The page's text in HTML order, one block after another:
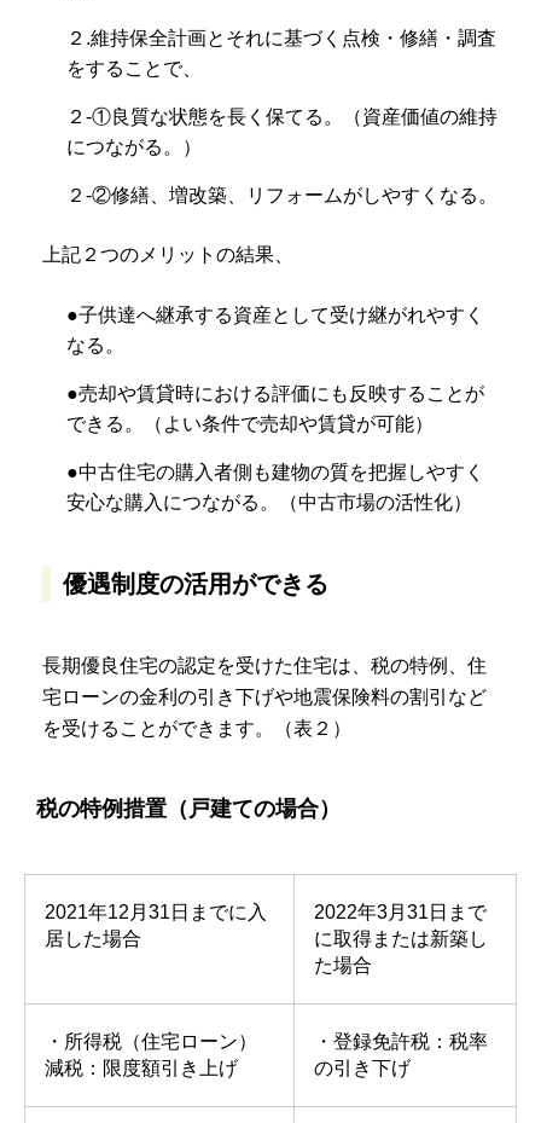
２.維持保全計画とそれに基づく点検・修繕・調査
をすることで、
２-①良質な状態を長く保てる。（資産価値の維持
につながる。）
２-②修繕、増改築、リフォームがしやすくなる。
上記２つのメリットの結果、
●子供達へ継承する資産として受け継がれやすく
なる。
●売却や賃貸時における評価にも反映することが
できる。（よい条件で売却や賃貸が可能）
●中古住宅の購入者側も建物の質を把握しやすく
安心な購入につながる。（中古市場の活性化）
優遇制度の活用ができる
長期優良住宅の認定を受けた住宅は、税の特例、住
宅ローンの金利の引き下げや地震保険料の割引など
を受けることができます。（表２）
税の特例措置（戸建ての場合）
2021年12月31日までに入
居した場合
2022年3月31日まで
に取得または新築し
た場合
・所得税（住宅ローン）
減税：限度額引き上げ
・登録免許税：税率
の引き下げ